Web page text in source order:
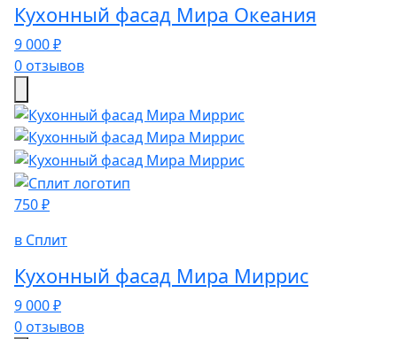
Кухонный фасад Мира Океания
9 000 ₽
0 отзывов
750 ₽
в Сплит
Кухонный фасад Мира Миррис
9 000 ₽
0 отзывов